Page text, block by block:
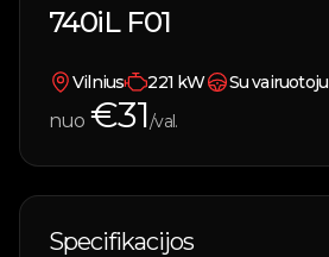
Parduodami automobiliai
Vandens transportas
Kontaktai
🇱🇹 Lietuvių
740iL F01
Vilnius 221 kW Su vairuotoju
nuo €31/val.
Specifikacijos